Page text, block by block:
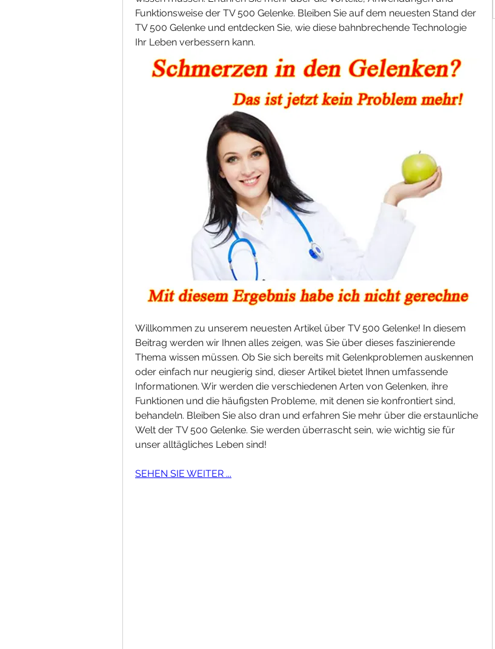
Funktionsweise der TV 500 Gelenke. Bleiben Sie auf dem neuesten Stand der
TV 500 Gelenke und entdecken Sie, wie diese bahnbrechende Technologie
Ihr Leben verbessern kann.
Willkommen zu unserem neuesten Artikel über TV 500 Gelenke! In diesem
Beitrag werden wir Ihnen alles zeigen, was Sie über dieses faszinierende
Thema wissen müssen. Ob Sie sich bereits mit Gelenkproblemen auskennen
oder einfach nur neugierig sind, dieser Artikel bietet Ihnen umfassende
Informationen. Wir werden die verschiedenen Arten von Gelenken, ihre
Funktionen und die häufigsten Probleme, mit denen sie konfrontiert sind,
behandeln. Bleiben Sie also dran und erfahren Sie mehr über die erstaunliche
Welt der TV 500 Gelenke. Sie werden überrascht sein, wie wichtig sie für
unser alltägliches Leben sind!
SEHEN SIE WEITER ...